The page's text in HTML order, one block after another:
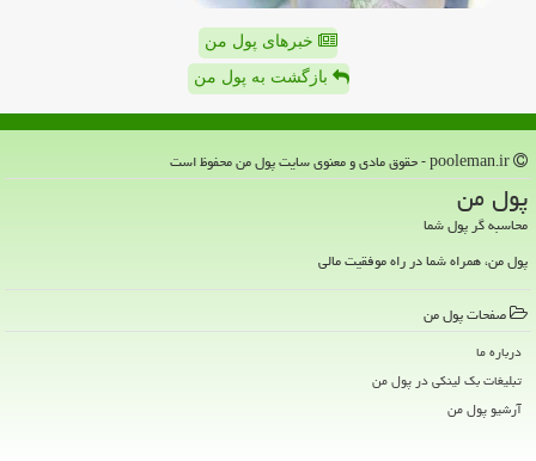
خبرهای پول من
بازگشت به پول من
پول من
محاسبه گر پول شما
پول من، همراه شما در راه موفقیت مالی
صفحات پول من
درباره ما
تبلیغات بک لینکی در پول من
آرشیو پول من